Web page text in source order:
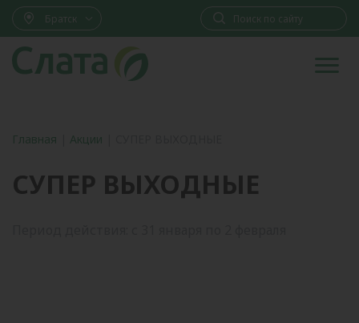
Братск
Главная Акции
СУПЕР ВЫХОДНЫЕ